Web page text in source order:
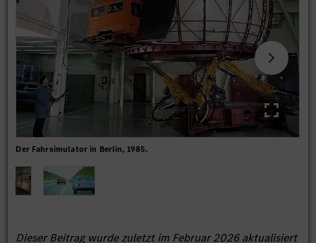
Der Fahrsimulator in Berlin, 1985.
Dieser Beitrag wurde zuletzt im Februar 2026 aktualisiert